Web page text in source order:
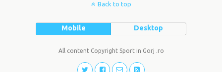
Back to top
Mobile Desktop
All content Copyright Sport in Gorj .ro